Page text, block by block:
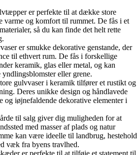
er perfekte til at dække store
varme og komfort til rummet. De fås i et
så du kan finde det helt rette
er smukke dekorative genstande, der
til ethvert rum. De fås i forskellige
keramik, glas eller metal, og kan
eller grene.
gulvvaser i keramik tilfører et rustikt og
Deres unikke design og håndlavede
og iøjnefaldende dekorative elementer i
til salg giver dig muligheden for at
med masser af plads og natur
kan være ideelle til landbrug, hestehold
væk fra byens travlhed.
er perfekte til at tilføje et statement til